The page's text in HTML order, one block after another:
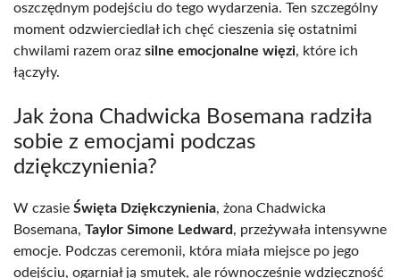
oszczędnym podejściu do tego wydarzenia. Ten szczególny
moment odzwierciedlał ich chęć cieszenia się ostatnimi
chwilami razem oraz silne emocjonalne więzi, które ich
łączyły.
Jak żona Chadwicka Bosemana radziła
sobie z emocjami podczas
dziękczynienia?
W czasie Święta Dziękczynienia, żona Chadwicka
Bosemana, Taylor Simone Ledward, przeżywała intensywne
emocje. Podczas ceremonii, która miała miejsce po jego
odejściu, ogarniał ją smutek, ale równocześnie wdzięczność